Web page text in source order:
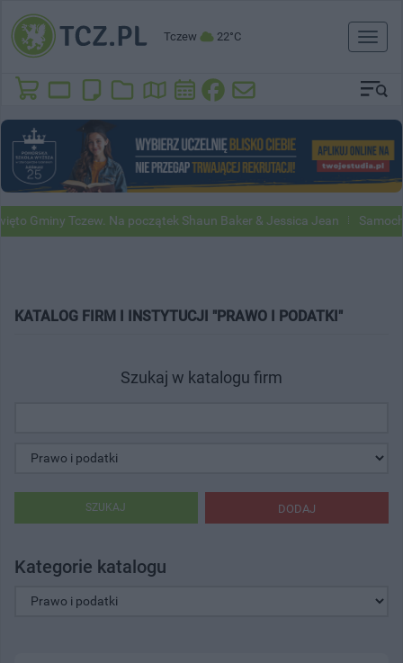
Tczew 22°C
Toggle
Gminy Tczew. Na początek Shaun Baker & Jessica Jean
KATALOG FIRM I INSTYTUCJI "PRAWO I PODATKI"
Szukaj w katalogu firm
DODAJ
SZUKAJ
Kategorie katalogu